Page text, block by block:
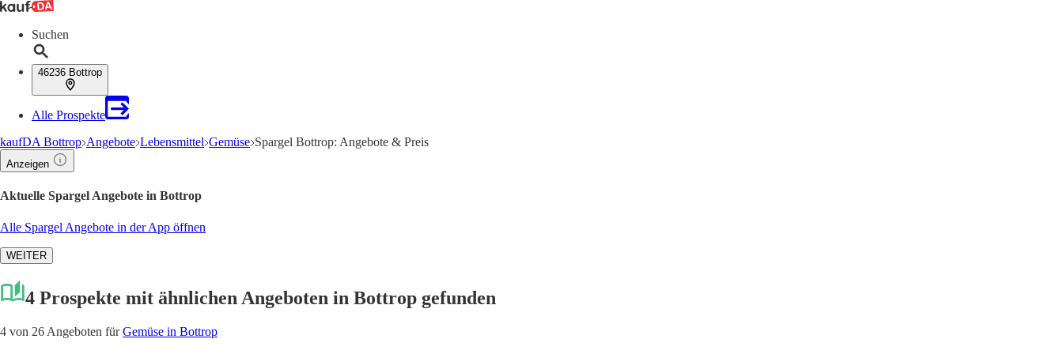
Suchen
46236 Bottrop
Alle Prospekte
kaufDA Bottrop Angebote Lebensmittel Gemüse Spargel Bottrop: Angebote & Preis
Anzeigen
Aktuelle Spargel Angebote in Bottrop
Alle Spargel Angebote in der App öffnen
WEITER
4 Prospekte mit ähnlichen Angeboten in Bottrop gefunden
4 von 26 Angeboten fürGemüse in Bottrop